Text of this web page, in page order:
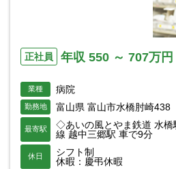
正社員 年収 550 ～ 707万円
業種 病院
勤務地 富山県 富山市水橋肘崎438
最寄駅
◇あいの風とやま鉄道 水
線 越中三郷駅 車で9分
休日
シフト制
休暇：慶弔休暇